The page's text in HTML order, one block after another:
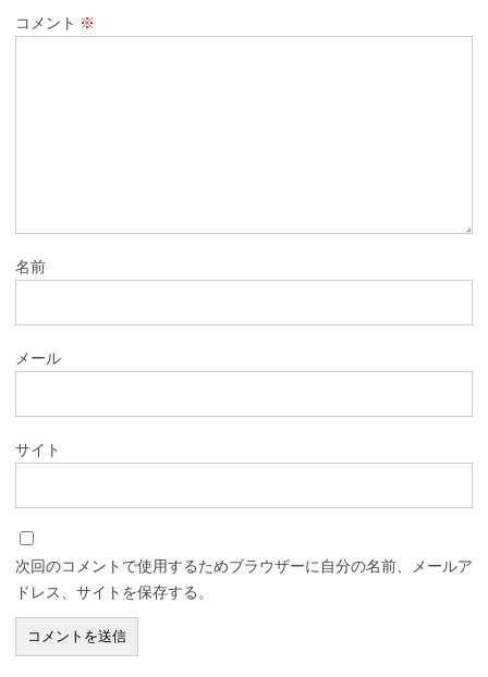
コメント ※
名前
メール
サイト
次回のコメントで使用するためブラウザーに自分の名前、メールア
ドレス、サイトを保存する。